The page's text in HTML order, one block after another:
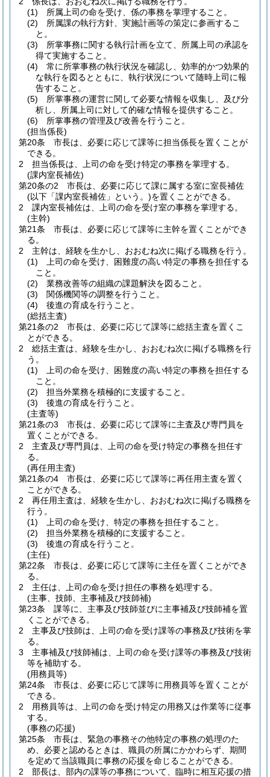
(1)
所属上司の命を受け、係の事務を掌理すること。
(2)
所属課の執行方針、実施計画等の策定に参画するこ
と。
(3)
所掌事務に関する執行計画を立て、所属上司の承認を
得て実施すること。
(4)
常に所掌事務の執行状況を確認し、効率的かつ効果的
な執行を図るとともに、執行状況について随時上司に報
告すること。
(5)
所掌事務の運営に関して必要な情報を収集し、及び分
析し、所属上司に対して的確な情報を提供すること。
(6)
所掌事務の管理及び改善を行うこと。
(担当係長)
第20条
市長は、必要に応じて課等に担当係長を置くことが
できる。
2
担当係長は、上司の命を受け特定の事務を掌理する。
(課内室長補佐)
第20条の2
市長は、必要に応じて課に属する室に室長補佐
(以下「課内室長補佐」という。)を置くことができる。
2
課内室長補佐は、上司の命を受け室の事務を掌理する。
(主幹)
第21条
市長は、必要に応じて課等に主幹を置くことができ
る。
2
主幹は、経験を生かし、おおむね次に掲げる職務を行う。
(1)
上司の命を受け、困難度の高い特定の事務を担任する
こと。
(2)
業務改善等の組織の課題解決を図ること。
(3)
関係機関等の調整を行うこと。
(4)
後進の育成を行うこと。
(総括主査)
第21条の2
市長は、必要に応じて課等に総括主査を置くこ
とができる。
2
総括主査は、経験を生かし、おおむね次に掲げる職務を行
う。
(1)
上司の命を受け、困難度の高い特定の事務を担任する
こと。
(2)
担当外業務を積極的に支援すること。
(3)
後進の育成を行うこと。
(主査等)
第21条の3
市長は、必要に応じて課等に主査及び専門員を
置くことができる。
2
主査及び専門員は、上司の命を受け特定の事務を担任す
る。
(再任用主査)
第21条の4
市長は、必要に応じて課等に再任用主査を置く
ことができる。
2
再任用主査は、経験を生かし、おおむね次に掲げる職務を
行う。
(1)
上司の命を受け、特定の事務を担任すること。
(2)
担当外業務を積極的に支援すること。
(3)
後進の育成を行うこと。
(主任)
第22条
市長は、必要に応じて課等に主任を置くことができ
る。
2
主任は、上司の命を受け担任の事務を処理する。
(主事、技師、主事補及び技師補)
第23条
課等に、主事及び技師並びに主事補及び技師補を置
くことができる。
2
主事及び技師は、上司の命を受け課等の事務及び技術を掌
る。
3
主事補及び技師補は、上司の命を受け課等の事務及び技術
等を補助する。
(用務員等)
第24条
市長は、必要に応じて課等に用務員等を置くことが
できる。
2
用務員等は、上司の命を受け特定の用務又は作業等に従事
する。
(事務の応援)
第25条
市長は、緊急の事務その他特定の事務の処理のた
め、必要と認めるときは、職員の所属にかかわらず、期間
を定めて当該職員に事務の応援を命じることができる。
2
部長は、部内の課等の事務について、臨時に相互応援の措